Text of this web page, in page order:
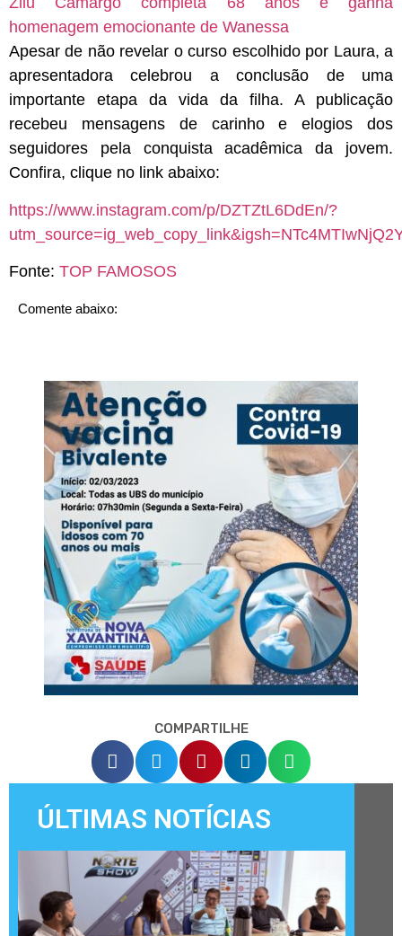
homenagem emocionante de Wanessa
Apesar de não revelar o curso escolhido por Laura, a
apresentadora celebrou a conclusão de uma
importante etapa da vida da filha. A publicação
recebeu mensagens de carinho e elogios dos
seguidores pela conquista acadêmica da jovem.
Confira, clique no link abaixo:
https://www.instagram.com/p/DZTZtL6DdEn/?
Fonte: TOP FAMOSOS
Comente abaixo:
COMPARTILHE
ÚLTIMAS NOTÍCIAS